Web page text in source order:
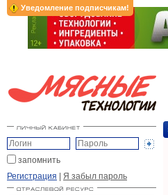
Уведомление подписчикам!
запомнить
Регистрация | Я забыл пароль